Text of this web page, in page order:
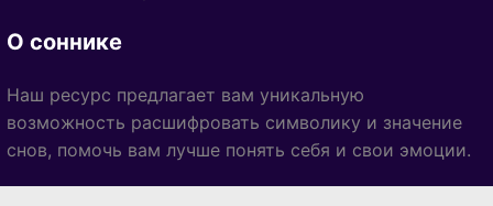
О соннике
Наш ресурс предлагает вам уникальную
возможность расшифровать символику и значение
снов, помочь вам лучше понять себя и свои эмоции.